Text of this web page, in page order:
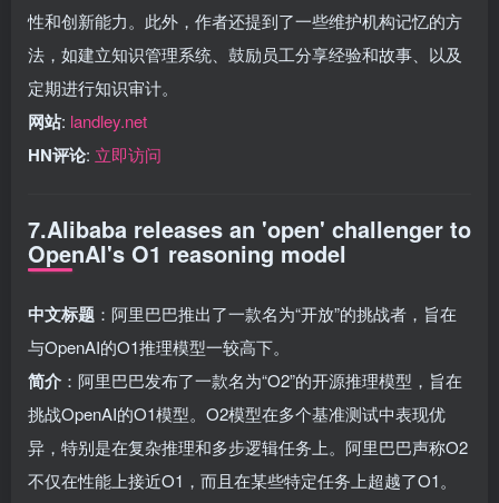
性和创新能力。此外，作者还提到了一些维护机构记忆的方
法，如建立知识管理系统、鼓励员工分享经验和故事、以及
定期进行知识审计。
网站: landley.net
HN评论: 立即访问
7.Alibaba releases an 'open' challenger to
OpenAI's O1 reasoning model
中文标题 ：阿里巴巴推出了一款名为“开放”的挑战者，旨在
与OpenAI的O1推理模型一较高下。
简介 ：阿里巴巴发布了一款名为“O2”的开源推理模型，旨在
挑战OpenAI的O1模型。O2模型在多个基准测试中表现优
异，特别是在复杂推理和多步逻辑任务上。阿里巴巴声称O2
不仅在性能上接近O1，而且在某些特定任务上超越了O1。